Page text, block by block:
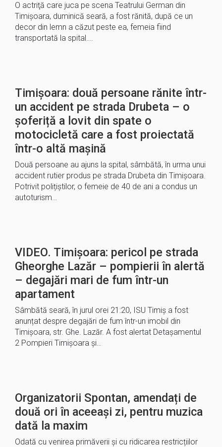
O actriţă care juca pe scena Teatrului German din
Timişoara, duminică seară, a fost rănită, după ce un
decor din lemn a căzut peste ea, femeia fiind
transportată la spital….
Timișoara: două persoane rănite într-
un accident pe strada Drubeta – o
șoferiță a lovit din spate o
motocicletă care a fost proiectată
într-o altă mașină
Două persoane au ajuns la spital, sâmbătă, în urma unui
accident rutier produs pe strada Drubeta din Timișoara.
Potrivit polițiștilor, o femeie de 40 de ani a condus un
autoturism…
VIDEO. Timișoara: pericol pe strada
Gheorghe Lazăr – pompierii în alertă
– degajări mari de fum într-un
apartament
Sâmbătă seară, în jurul orei 21:20, ISU Timiș a fost
anunțat despre degajări de fum într-un imobil din
Timișoara, str. Ghe. Lazăr. A fost alertat Detașamentul
2 Pompieri Timișoara și…
Organizatorii Spontan, amendați de
două ori în aceeași zi, pentru muzica
dată la maxim
Odată cu venirea primăverii și cu ridicarea restricțiilor